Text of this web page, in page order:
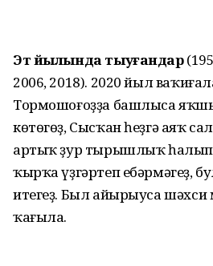
Эт йылында тыуғандар
2006, 2018). 2020 йыл
Тормошоғоҙҙа башлыса
көтөгөҙ, Сысҡан һеҙгә аяҡ
артыҡ ҙур тырышлыҡ һалып,
ҡырҡа үҙгәртеп ебәрмәгеҙ,
итегеҙ. Был айырыуса шәхси
ҡағыла.